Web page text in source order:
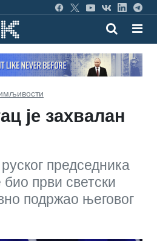
је захвалан
председника
био први светски
подржао његовог